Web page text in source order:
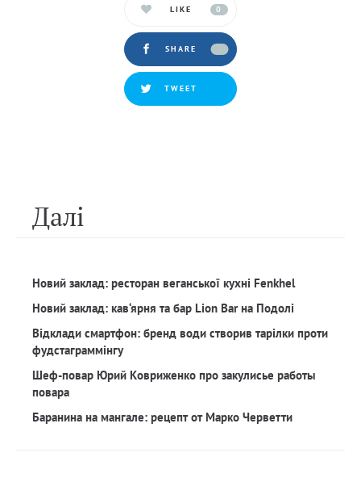
LIKE 0
SHARE
TWEET
Далi
Новий заклад: ресторан веганської кухні Fenkhel
Новий заклад: кав‘ярня та бар Lion Bar на Подолі
Відклади смартфон: бренд води створив тарілки проти
фудстаграммінгу
Шеф-повар Юрий Ковриженко про закулисье работы
повара
Баранина на мангале: рецепт от Марко Черветти